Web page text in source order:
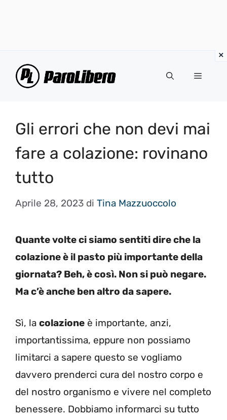
Menu
Gli errori che non devi mai
fare a colazione: rovinano
tutto
Aprile 28, 2023 di Tina Mazzuoccolo
Quante volte ci siamo sentiti dire che la
colazione è il pasto più importante della
giornata? Beh, è così. Non si può negare.
Ma c’è anche ben altro da sapere.
Sì, la colazione è importante, anzi,
importantissima, eppure non possiamo
limitarci a sapere questo se vogliamo
davvero prenderci cura del nostro corpo e
del nostro organismo e vivere nel completo
benessere. Dobbiamo informarci su tutto